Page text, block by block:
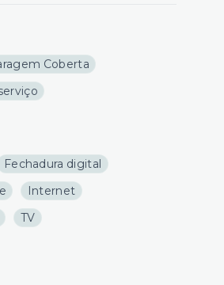
Coberta
Fechadura digital
Internet
TV